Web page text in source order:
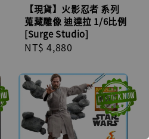
【現貨】火影忍者 系列
蒐藏雕像 迪達拉 1/6比例
[Surge Studio]
Regular
NT$ 4,880